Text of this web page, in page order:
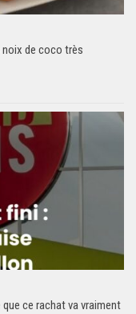
de coco très
ce rachat va vraiment